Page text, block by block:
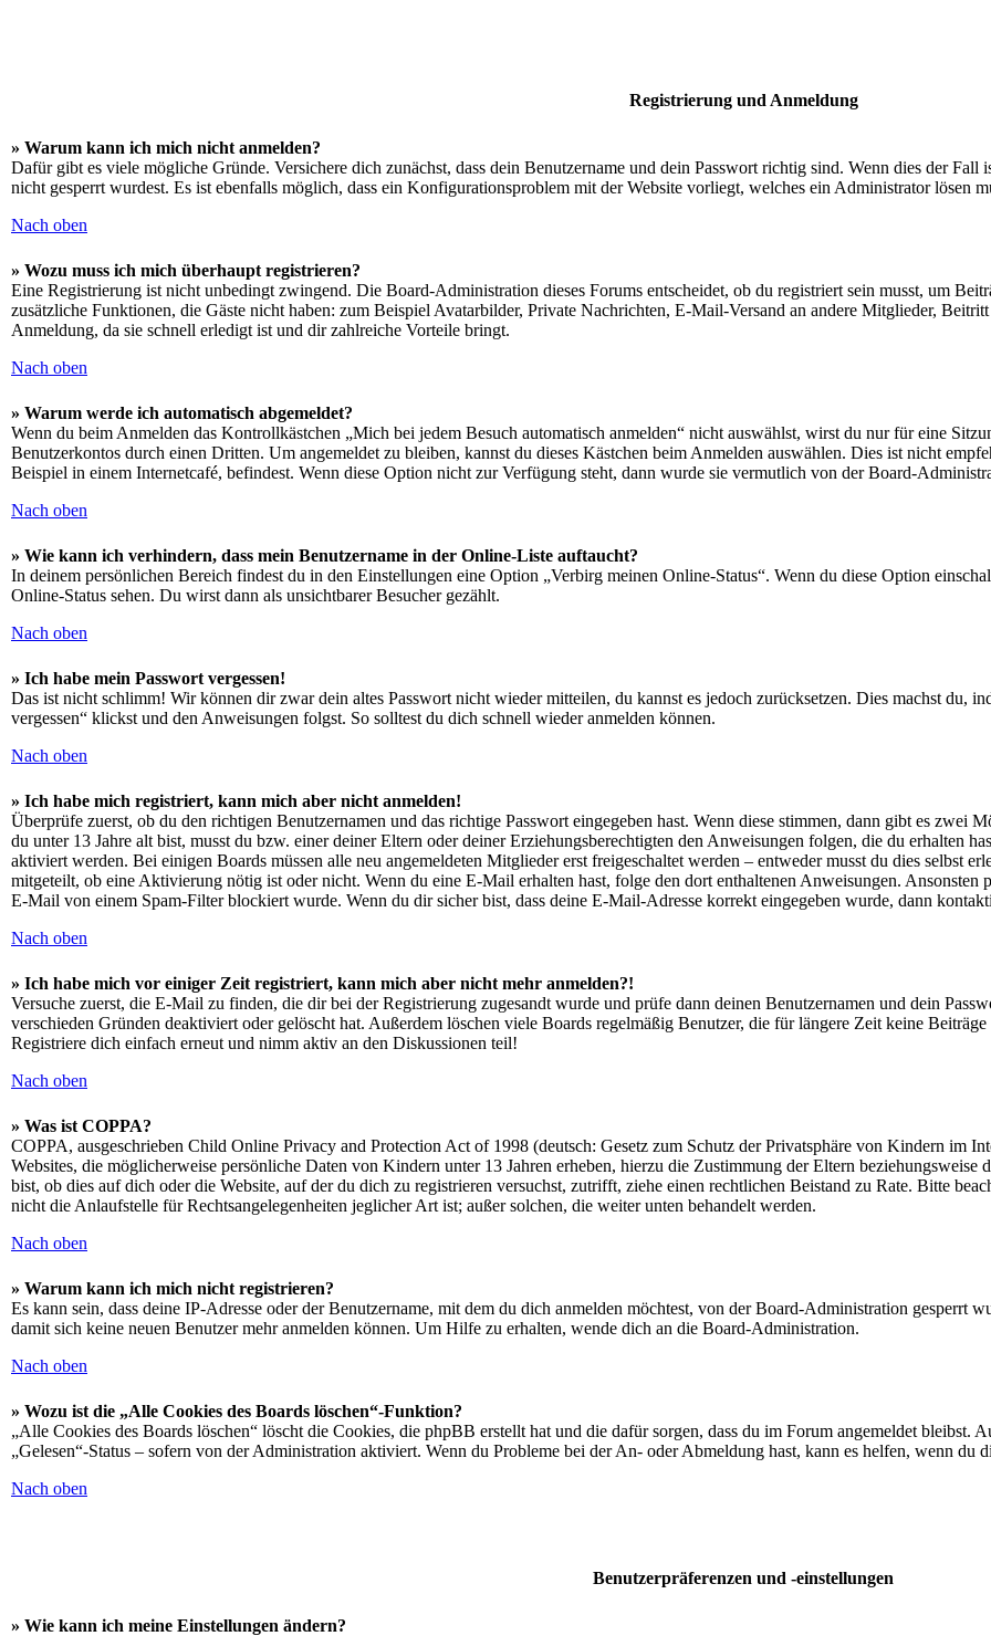
Registrierung und Anmeldung
» Warum kann ich mich nicht anmelden?
Dafür gibt es viele mögliche Gründe. Versichere dich zunächst, dass dein Benutzername und dein Passwort richtig sind. Wenn dies der
nicht gesperrt wurdest. Es ist ebenfalls möglich, dass ein Konfigurationsproblem mit der Website vorliegt, welches ein Administrator lösen
Nach oben
» Wozu muss ich mich überhaupt registrieren?
Eine Registrierung ist nicht unbedingt zwingend. Die Board-Administration dieses Forums entscheidet, ob du registriert sein musst, um
zusätzliche Funktionen, die Gäste nicht haben: zum Beispiel Avatarbilder, Private Nachrichten, E-Mail-Versand an andere Mitglieder,
Anmeldung, da sie schnell erledigt ist und dir zahlreiche Vorteile bringt.
Nach oben
» Warum werde ich automatisch abgemeldet?
Wenn du beim Anmelden das Kontrollkästchen „Mich bei jedem Besuch automatisch anmelden“ nicht auswählst, wirst du nur für eine
Benutzerkontos durch einen Dritten. Um angemeldet zu bleiben, kannst du dieses Kästchen beim Anmelden auswählen. Dies ist nicht
Beispiel in einem Internetcafé, befindest. Wenn diese Option nicht zur Verfügung steht, dann wurde sie vermutlich von der Board-
Nach oben
» Wie kann ich verhindern, dass mein Benutzername in der Online-Liste auftaucht?
In deinem persönlichen Bereich findest du in den Einstellungen eine Option „Verbirg meinen Online-Status“. Wenn du diese Option
Online-Status sehen. Du wirst dann als unsichtbarer Besucher gezählt.
Nach oben
» Ich habe mein Passwort vergessen!
Das ist nicht schlimm! Wir können dir zwar dein altes Passwort nicht wieder mitteilen, du kannst es jedoch zurücksetzen. Dies machst du,
vergessen“ klickst und den Anweisungen folgst. So solltest du dich schnell wieder anmelden können.
Nach oben
» Ich habe mich registriert, kann mich aber nicht anmelden!
Überprüfe zuerst, ob du den richtigen Benutzernamen und das richtige Passwort eingegeben hast. Wenn diese stimmen, dann gibt es zwei
du unter 13 Jahre alt bist, musst du bzw. einer deiner Eltern oder deiner Erziehungsberechtigten den Anweisungen folgen, die du erhalten
aktiviert werden. Bei einigen Boards müssen alle neu angemeldeten Mitglieder erst freigeschaltet werden – entweder musst du dies selbst
mitgeteilt, ob eine Aktivierung nötig ist oder nicht. Wenn du eine E-Mail erhalten hast, folge den dort enthaltenen Anweisungen.
E-Mail von einem Spam-Filter blockiert wurde. Wenn du dir sicher bist, dass deine E-Mail-Adresse korrekt eingegeben wurde, dann
Nach oben
» Ich habe mich vor einiger Zeit registriert, kann mich aber nicht mehr anmelden?!
Versuche zuerst, die E-Mail zu finden, die dir bei der Registrierung zugesandt wurde und prüfe dann deinen Benutzernamen und dein
verschieden Gründen deaktiviert oder gelöscht hat. Außerdem löschen viele Boards regelmäßig Benutzer, die für längere Zeit keine
Registriere dich einfach erneut und nimm aktiv an den Diskussionen teil!
Nach oben
» Was ist COPPA?
COPPA, ausgeschrieben Child Online Privacy and Protection Act of 1998 (deutsch: Gesetz zum Schutz der Privatsphäre von Kindern im
Websites, die möglicherweise persönliche Daten von Kindern unter 13 Jahren erheben, hierzu die Zustimmung der Eltern beziehungsweise
bist, ob dies auf dich oder die Website, auf der du dich zu registrieren versuchst, zutrifft, ziehe einen rechtlichen Beistand zu Rate. Bitte
nicht die Anlaufstelle für Rechtsangelegenheiten jeglicher Art ist; außer solchen, die weiter unten behandelt werden.
Nach oben
» Warum kann ich mich nicht registrieren?
Es kann sein, dass deine IP-Adresse oder der Benutzername, mit dem du dich anmelden möchtest, von der Board-Administration gesperrt
damit sich keine neuen Benutzer mehr anmelden können. Um Hilfe zu erhalten, wende dich an die Board-Administration.
Nach oben
» Wozu ist die „Alle Cookies des Boards löschen“-Funktion?
„Alle Cookies des Boards löschen“ löscht die Cookies, die phpBB erstellt hat und die dafür sorgen, dass du im Forum angemeldet bleibst.
„Gelesen“-Status – sofern von der Administration aktiviert. Wenn du Probleme bei der An- oder Abmeldung hast, kann es helfen, wenn du
Nach oben
Benutzerpräferenzen und -einstellungen
» Wie kann ich meine Einstellungen ändern?